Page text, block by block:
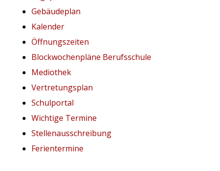
Gebäudeplan
Kalender
Öffnungszeiten
Blockwochenpläne Berufsschule
Mediothek
Vertretungsplan
Schulportal
Wichtige Termine
Stellenausschreibung
Ferientermine